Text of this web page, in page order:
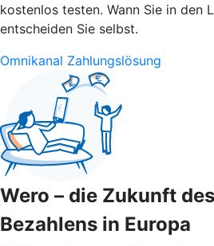
kostenlos testen. Wann Sie in den
entscheiden Sie selbst.
Omnikanal Zahlungslösung
Wero – die Zukunft
Bezahlens in Europa